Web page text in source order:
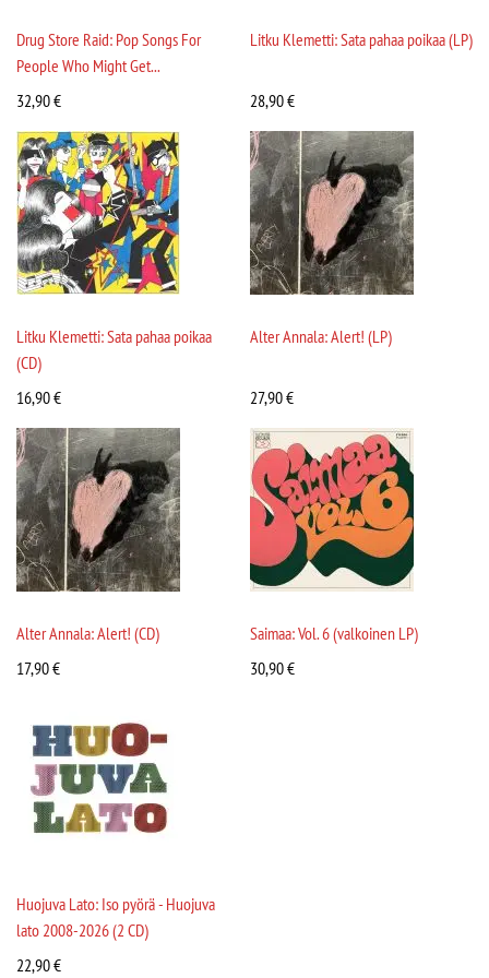
Drug Store Raid: Pop Songs For
People Who Might Get...
32,90€
Litku Klemetti: Sata pahaa poikaa (LP)
28,90€
Litku Klemetti: Sata pahaa poikaa
(CD)
16,90€
Alter Annala: Alert! (LP)
27,90€
Alter Annala: Alert! (CD)
17,90€
Saimaa: Vol. 6 (valkoinen LP)
30,90€
Huojuva Lato: Iso pyörä - Huojuva
lato 2008-2026 (2 CD)
22,90€